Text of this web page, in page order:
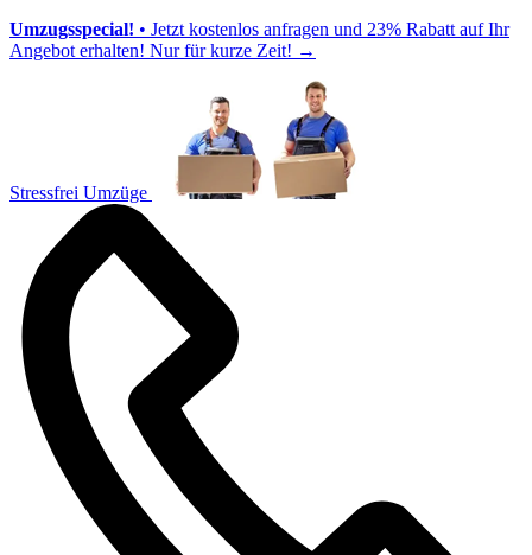
Umzugsspecial! • Jetzt kostenlos anfragen und 23% Rabatt auf Ihr
Angebot erhalten! Nur für kurze Zeit! →
Stressfrei Umzüge